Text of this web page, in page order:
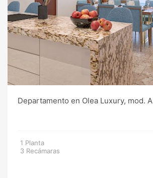
Departamento en Olea Luxury, mod. A
1 Planta
3 Recámaras